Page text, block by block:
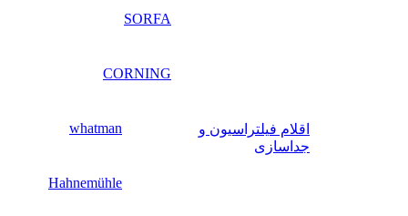
SORFA
CORNING
اقلام فیلتراسیون و
جداسازی
whatman
Hahnemühle